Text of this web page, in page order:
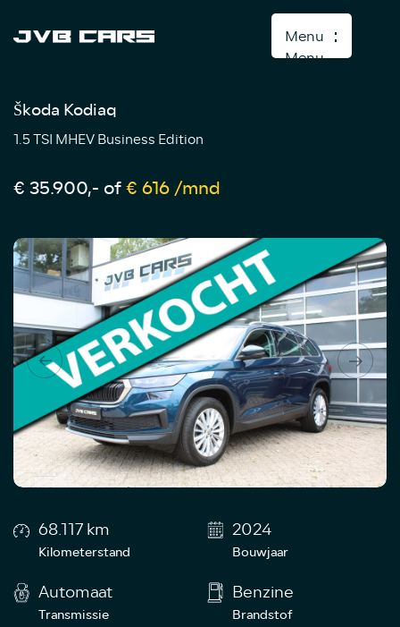
Menu
Menu
Verkocht
Contact
Škoda Kodiaq
1.5 TSI MHEV Business Edition
€ 35.900,- of€ 616 /mnd
68.117 km
Kilometerstand
2024
Bouwjaar
Automaat
Transmissie
Benzine
Brandstof